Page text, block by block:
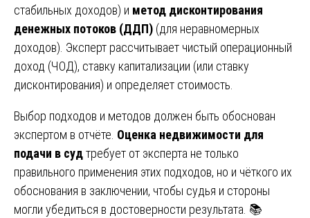
стабильных доходов) и метод дисконтирования
денежных потоков (ДДП) (для неравномерных
доходов). Эксперт рассчитывает чистый операционный
доход (ЧОД), ставку капитализации (или ставку
дисконтирования) и определяет стоимость.
Выбор подходов и методов должен быть обоснован
экспертом в отчёте. Оценка недвижимости для
подачи в судтребует от эксперта не только
правильного применения этих подходов, но и чёткого их
обоснования в заключении, чтобы судья и стороны
могли убедиться в достоверности результата. 📚